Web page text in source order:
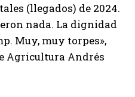
(llegados) de 2024.
nada. La dignidad
Muy, muy torpes»,
Agricultura Andrés